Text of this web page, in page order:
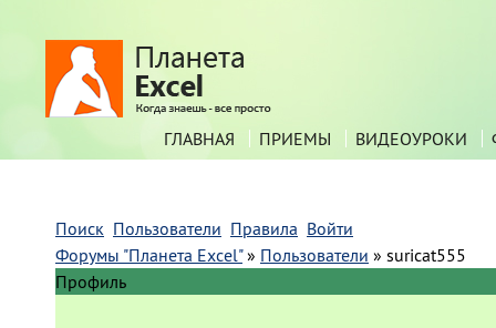
ГЛАВНАЯ ПРИЕМЫ ВИДЕОУРОКИ
Поиск Пользователи Правила Войти
Форумы "Планета Excel" » Пользователи » suricat555
Профиль